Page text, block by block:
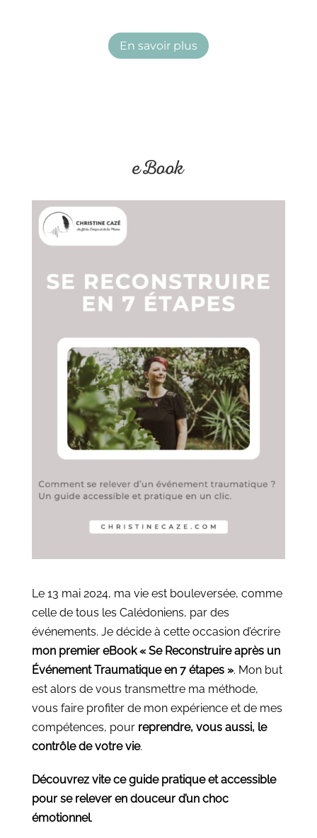
En savoir plus
eBook
Le 13 mai 2024, ma vie est bouleversée, comme
celle de tous les Calédoniens, par des
événements. Je décide à cette occasion d’écrire
mon premier eBook « Se Reconstruire après un
Événement Traumatique en 7 étapes ». Mon but
est alors de vous transmettre ma méthode,
vous faire profiter de mon expérience et de mes
compétences, pour reprendre, vous aussi, le
contrôle de votre vie.
Découvrez vite ce guide pratique et accessible
pour se relever en douceur d’un choc
émotionnel.